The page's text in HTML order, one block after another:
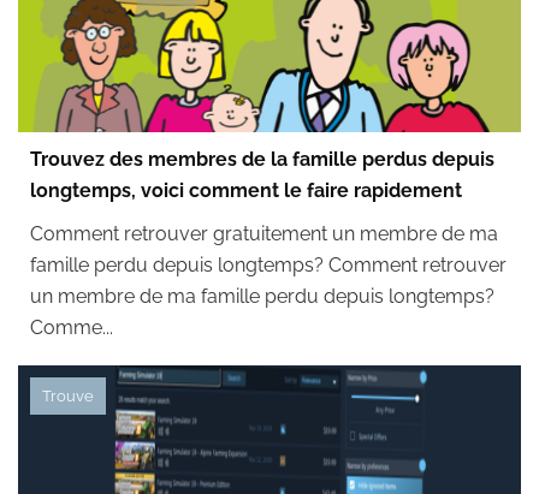
Trouvez des membres de la famille perdus depuis
longtemps, voici comment le faire rapidement
Comment retrouver gratuitement un membre de ma
famille perdu depuis longtemps? Comment retrouver
un membre de ma famille perdu depuis longtemps?
Comme...
Trouve